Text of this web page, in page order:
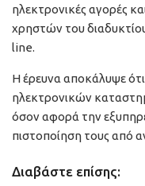
ηλεκτρονικές αγορές
χρηστών του
line.
Η έρευνα αποκάλυψε
ηλεκτρονικών
όσον αφορά την
πιστοποίηση τους από
Διαβάστε επίσης: